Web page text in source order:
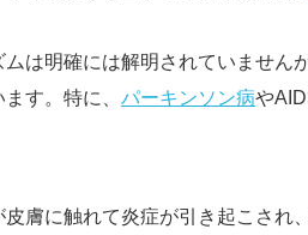
は明確には解明されていません
す。特に、 パーキンソン病や
皮膚に触れて炎症が引き起こされ